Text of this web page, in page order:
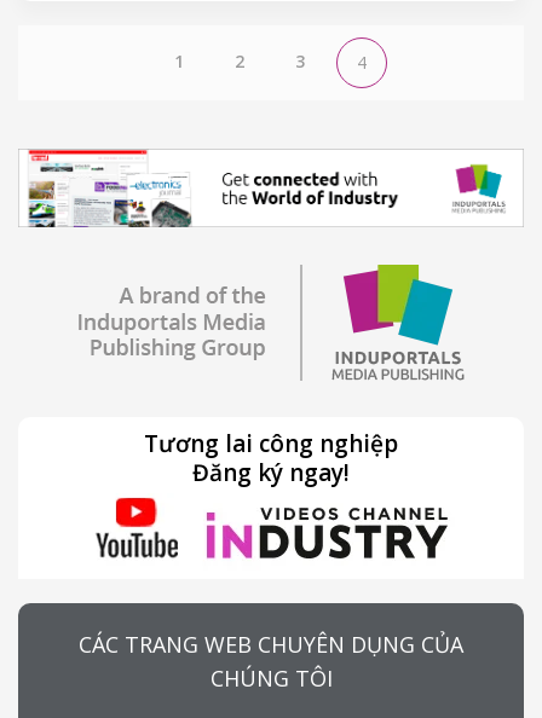
1 2 3 4
Tương lai công nghiệp
Đăng ký ngay!
CÁC TRANG WEB CHUYÊN DỤNG CỦA
CHÚNG TÔI